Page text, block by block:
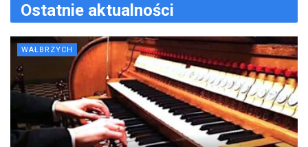
Ostatnie aktualności
WAŁBRZYCH